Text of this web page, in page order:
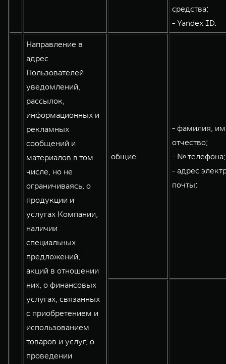
средства;
- Yandex ID.
Направление в
адрес
Пользователей
уведомлений,
рассылок,
информационных и
рекламных
сообщений и
материалов в том
числе, но не
ограничиваясь, о
продукции и
услугах Компании,
наличии
специальных
предложений,
акций в отношении
них, о финансовых
услугах, связанных
с приобретением и
использованием
товаров и услуг, о
проведении
общие
- фамилия,
отчество;
- № телефона;
- адрес
почты;